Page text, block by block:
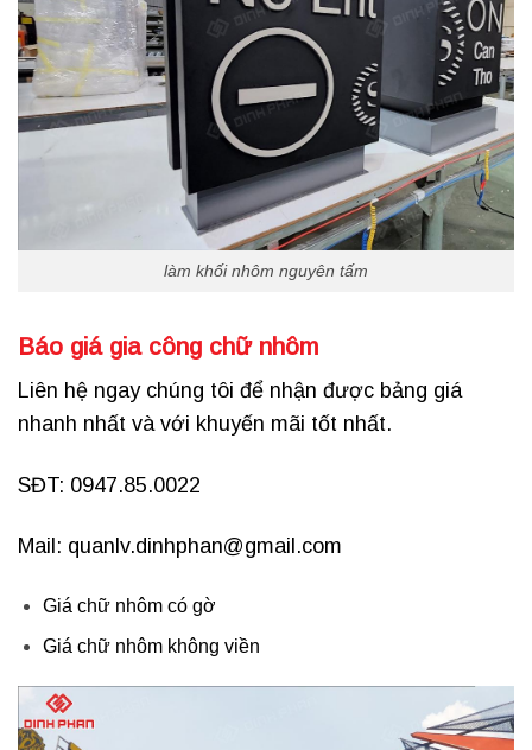
làm khối nhôm nguyên tấm
Báo giá gia công chữ nhôm
Liên hệ ngay chúng tôi để nhận được bảng giá
nhanh nhất và với khuyến mãi tốt nhất.
SĐT: 0947.85.0022
Mail: quanlv.dinhphan@gmail.com
Giá chữ nhôm có gờ
Giá chữ nhôm không viền